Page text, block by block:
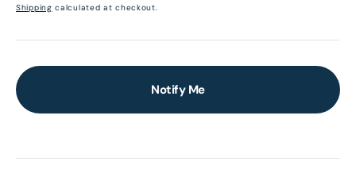
price
Shipping calculated at checkout.
Notify Me